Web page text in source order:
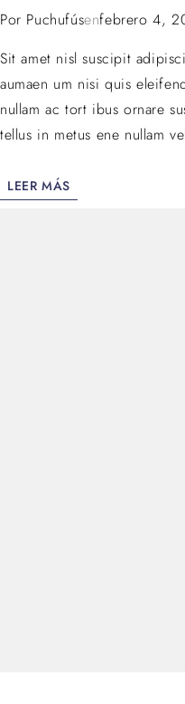
Por Puchufúsenfebrero 4,
Sit amet nisl suscipit
aumaen um nisi quis
nullam ac tort ibus ornare
tellus in metus ene nullam
LEER MÁS